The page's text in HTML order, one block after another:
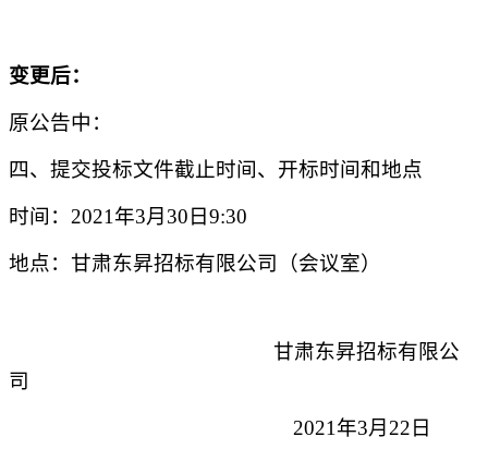
变更后：
原公告中：
四、提交投标文件截止时间、开标时间和地点
时间： 2021年3月 30日9:30
地点：甘肃东昇招标有限公司（会议室）
甘肃东昇招标有限公
司
2021年3月 22日